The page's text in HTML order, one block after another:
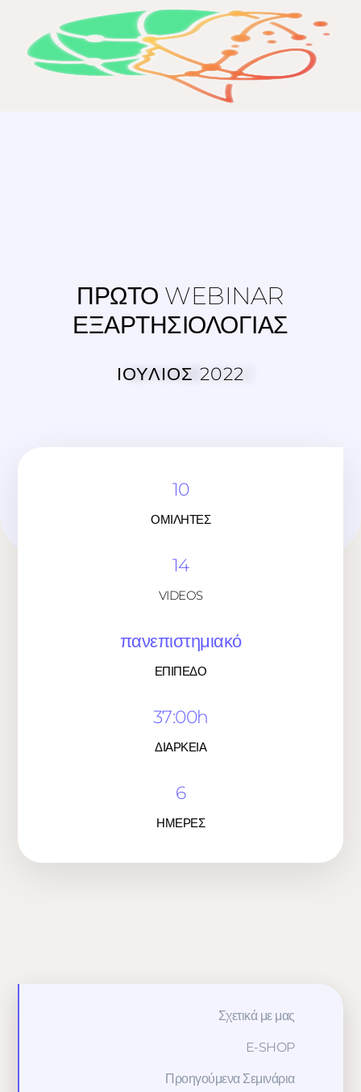
ΠΡΩΤΟ WEBINAR
ΕΞΑΡΤΗΣΙΟΛΟΓΙΑΣ
ΙΟΥΛΙΟΣ 2022
10
ΟΜΙΛΗΤΕΣ
14
VIDEOS
πανεπιστημιακό
ΕΠΙΠΕΔΟ
37:00h
ΔΙΑΡΚΕΙΑ
6
ΗΜΕΡΕΣ
Σχετικά με μας
E-SHOP
Προηγούμενα Σεμινάρια